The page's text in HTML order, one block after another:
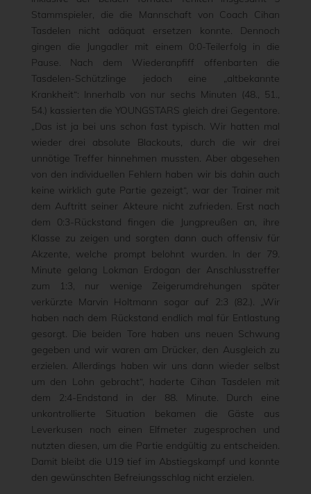
Stammspieler, die die Mannschaft von Coach Cihan
Tasdelen nicht adäquat ersetzen konnte. Dennoch
gingen die Jungadler mit einem 0:0-Teilerfolg in die
Pause. Nach dem Wiederanpfiff offenbarten die
Tasdelen-Schützlinge jedoch eine „altbekannte
Krankheit“: Innerhalb von nur sechs Minuten (48., 51.,
54.) kassierten die YOUNGSTARS gleich drei Gegentore.
„Das ist ja bei uns schon fast typisch. Wir hatten mal
wieder drei absolute Blackouts, durch die wir drei
unnötige Treffer hinnehmen mussten. Aber abgesehen
von den individuellen Fehlern haben wir bis dahin auch
keine wirklich gute Partie gezeigt“, war der Trainer mit
dem Auftritt seiner Akteure nicht zufrieden. Erst nach
dem 0:3-Rückstand fingen die Jungpreußen an, ihre
Klasse zu zeigen und sorgten dann auch offensiv für
Akzente, welche prompt belohnt wurden. In der 79.
Minute gelang Lokman Erdogan der Anschlusstreffer
zum 1:3, nur wenige Zeigerumdrehungen später
verkürzte Marvin Holtmann sogar auf 2:3 (82.). „Wir
haben nach dem Rückstand endlich mal für Entlastung
gesorgt. Die beiden Tore haben uns neuen Schwung
gegeben und wir waren am Drücker, den Ausgleich zu
erzielen. Allerdings haben wir uns dann wieder selbst
um den Lohn gebracht“, haderte Cihan Tasdelen mit
dem 2:4-Endstand in der 88. Minute. Durch eine
unkontrollierte Situation bekamen die Gäste aus
Leverkusen noch einen Elfmeter zugesprochen und
nutzten diesen, um die Partie endgültig zu entscheiden.
Damit bleibt die U19 tief im Abstiegskampf und konnte
den gewünschten Befreiungsschlag nicht erzielen.